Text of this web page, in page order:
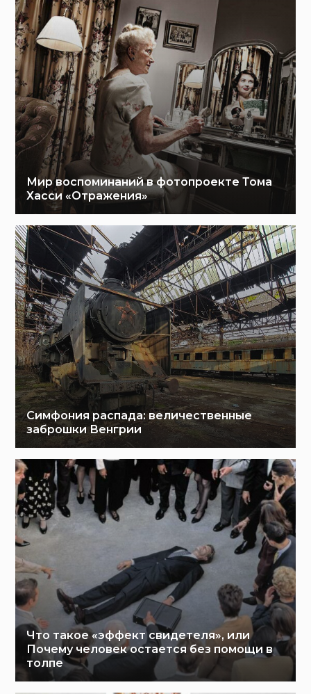
Мир воспоминаний в фотопроекте Тома
Хасси «Отражения»
Симфония распада: величественные
заброшки Венгрии
Что такое «эффект свидетеля», или
Почему человек остается без помощи в
толпе